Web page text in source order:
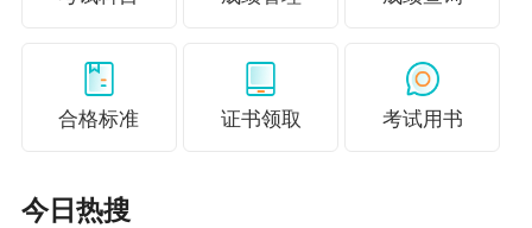
合格标准 证书领取 考试用书
今日热搜